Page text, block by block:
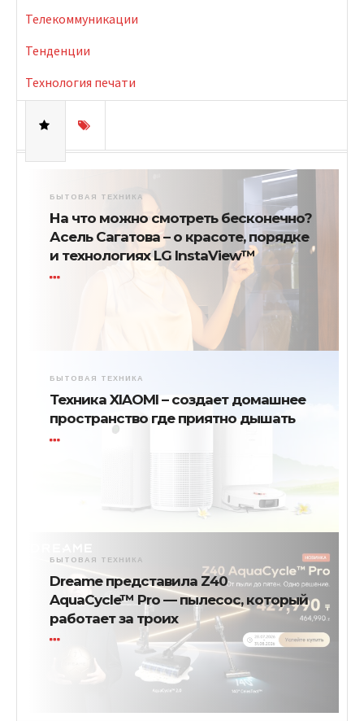
Телекоммуникации
Тенденции
Технология печати
БЫТОВАЯ ТЕХНИКА
На что можно смотреть бесконечно?
Асель Сагатова – о красоте, порядке
и технологиях LG InstaView™
БЫТОВАЯ ТЕХНИКА
Техника XIAOMI – создает домашнее
пространство где приятно дышать
БЫТОВАЯ ТЕХНИКА
Dreame представила Z40
AquaCycle™ Pro — пылесос, который
работает за троих